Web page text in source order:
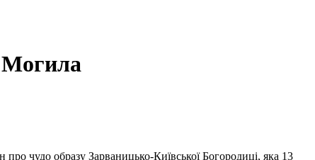
Могила
чудо образу Зарваницько-Київської Богородиці, яка 13